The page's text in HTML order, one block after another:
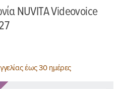
NUVITA Videovoice
έως 30 ημέρες